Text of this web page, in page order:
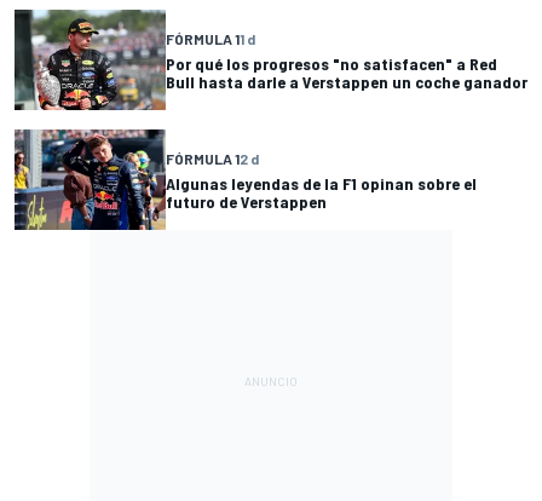
FÓRMULA 11 d
Por qué los progresos "no satisfacen" a Red
Bull hasta darle a Verstappen un coche ganador
FÓRMULA 12 d
Algunas leyendas de la F1 opinan sobre el
futuro de Verstappen